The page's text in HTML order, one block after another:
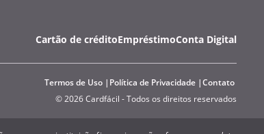
Cartão de créditoEmpréstimoConta Digital
Termos de Uso Política de Privacidade Contato
© 2026 Cardfácil - Todos os direitos reservados